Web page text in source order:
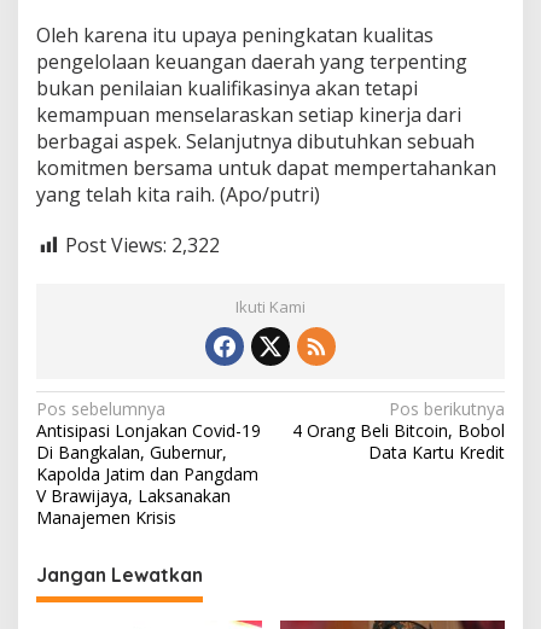
Oleh karena itu upaya peningkatan kualitas
pengelolaan keuangan daerah yang terpenting
bukan penilaian kualifikasinya akan tetapi
kemampuan menselaraskan setiap kinerja dari
berbagai aspek. Selanjutnya dibutuhkan sebuah
komitmen bersama untuk dapat mempertahankan
yang telah kita raih. (Apo/putri)
Post Views: 2,322
Ikuti Kami
N
a
v
i
a
Pos sebelumnya
Antisipasi Lonjakan Covid-19
Di Bangkalan, Gubernur,
Kapolda Jatim dan Pangdam
V Brawijaya, Laksanakan
Manajemen Krisis
Pos berikutnya
4 Orang Beli Bitcoin, Bobol
Data Kartu Kredit
Jangan Lewatkan